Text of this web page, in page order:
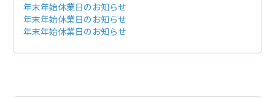
年末年始休業日のお知らせ
年末年始休業日のお知らせ
年末年始休業日のお知らせ